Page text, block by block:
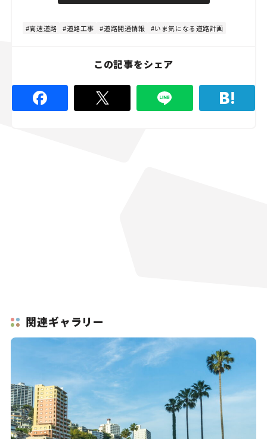
%
高速道路 道路工事 道路開通情報 いま気になる道路計画
この記事をシェア
関連ギャラリー